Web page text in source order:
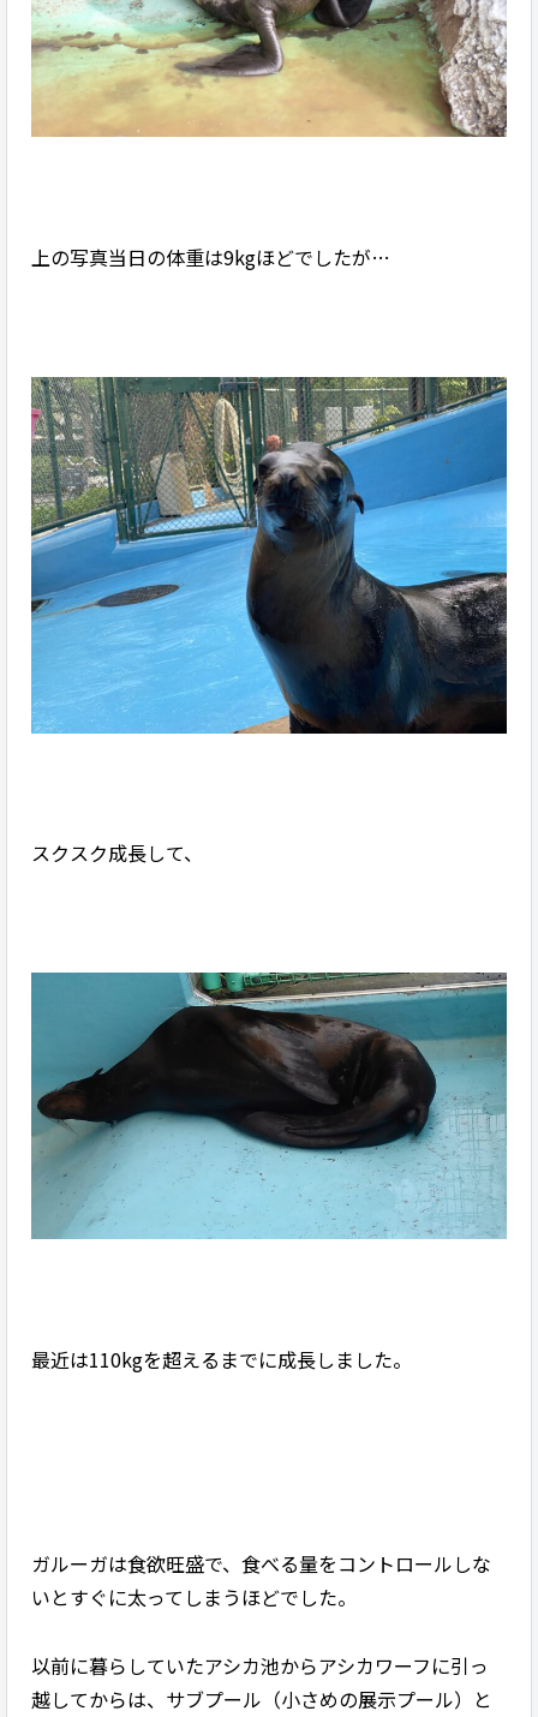
上の写真当日の体重は9kgほどでしたが…
スクスク成長して、
最近は110kgを超えるまでに成長しました。
ガルーガは食欲旺盛で、食べる量をコントロールしな
いとすぐに太ってしまうほどでした。
以前に暮らしていたアシカ池からアシカワーフに引っ
越してからは、サブプール（小さめの展示プール）と